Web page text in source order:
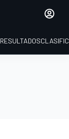
RESULTADOS